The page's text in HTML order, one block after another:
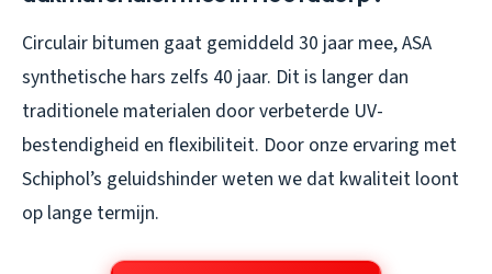
Circulair bitumen gaat gemiddeld 30 jaar mee, ASA
synthetische hars zelfs 40 jaar. Dit is langer dan
traditionele materialen door verbeterde UV-
bestendigheid en flexibiliteit. Door onze ervaring met
Schiphol’s geluidshinder weten we dat kwaliteit loont
op lange termijn.